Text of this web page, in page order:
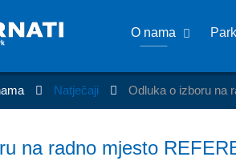
O nama Park
Natječaji Odluka o izboru na
na radno mjesto